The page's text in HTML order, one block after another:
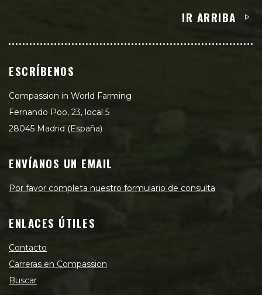
IR ARRIBA
ESCRÍBENOS
Compassion in World Farming
Fernando Poo, 23, local 5
28045 Madrid (España)
ENVÍANOS UN EMAIL
Por favor completa nuestro formulario de consulta
ENLACES ÚTILES
Contacto
Carreras en Compassion
Buscar